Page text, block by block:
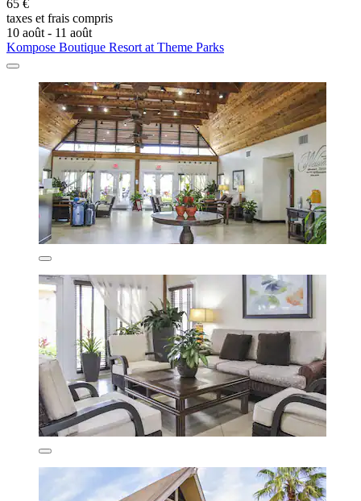
65 €
taxes et frais compris
10 août - 11 août
Kompose Boutique Resort at Theme Parks